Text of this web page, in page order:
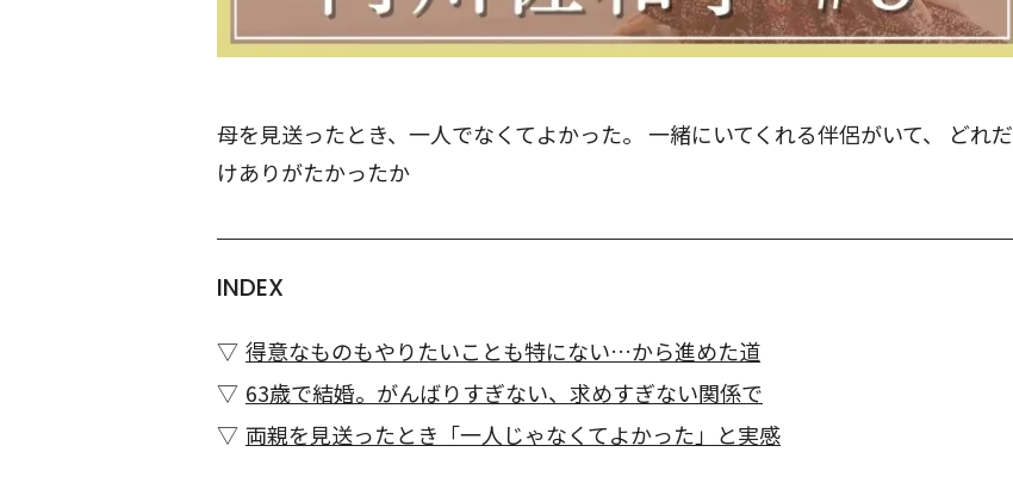
母を見送ったとき、一人でなくてよかった。 一緒にいてくれる伴侶がいて、 どれだ
けありがたかったか
INDEX
得意なものもやりたいことも特にない…から進めた道
63歳で結婚。がんばりすぎない、求めすぎない関係で
両親を見送ったとき「一人じゃなくてよかった」と実感